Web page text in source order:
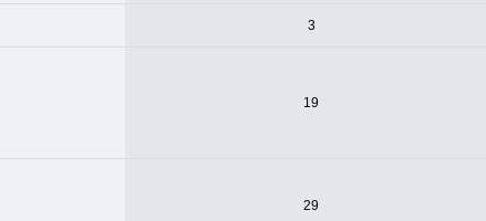
3
19
29